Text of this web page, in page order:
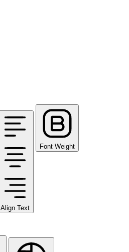
Align Text
Font Weight